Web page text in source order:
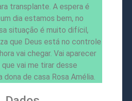
transplante. A espera é
dia estamos bem, no
situação é muito difícil,
que Deus está no controle
vai chegar. Vai aparecer
vai me tirar desse
dona de casa Rosa Amélia.